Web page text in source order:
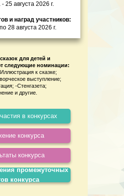
для детей и
следующие номинации:
к сказке;
выступление;
-Стенгазета;
и другие.
в конкурсах
конкурса
конкурса
промежуточных
конкурса
25 августа 2026 г.
и наград участников:
28 августа 2026 г.